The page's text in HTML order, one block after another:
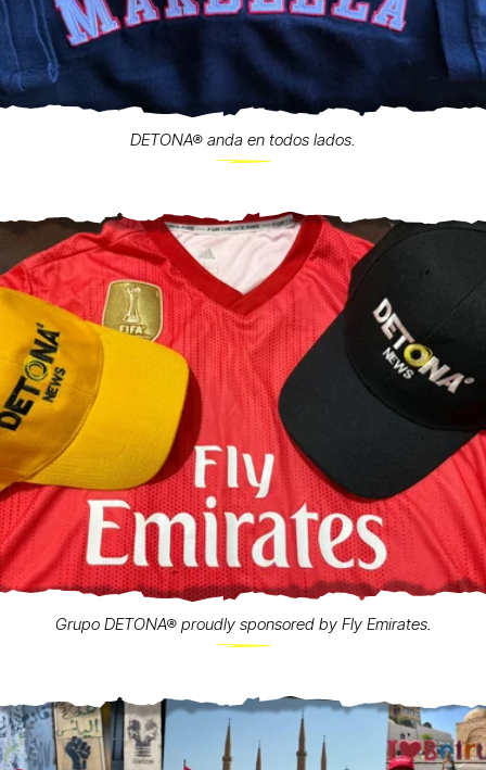
DETONA® anda en todos lados.
Grupo DETONA® proudly sponsored by Fly Emirates.